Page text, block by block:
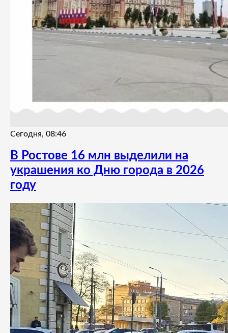
Сегодня, 08:46
В Ростове 16 млн выделили на
украшения ко Дню города в 2026
году